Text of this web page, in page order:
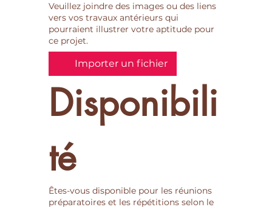
Veuillez joindre des images ou des liens
vers vos travaux antérieurs qui
pourraient illustrer votre aptitude pour
ce projet.
Importer un fichier
Disponibili
té
Êtes-vous disponible pour les réunions
préparatoires et les répétitions selon le